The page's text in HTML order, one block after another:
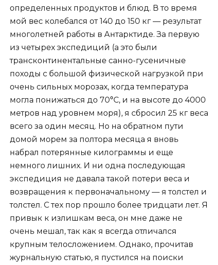
определенных продуктов и блюд. В то время
мой вес колебался от 140 до 150 кг — результат
многолетней работы в Антарктиде. За первую
из четырех экспедиций (а это были
трансконтинентальные санно-гусеничные
походы с большой физической нагрузкой при
очень сильных морозах, когда температура
могла понижаться до 70°С, и на высоте до 4000
метров над уровнем моря), я сбросил 25 кг веса
всего за один месяц. Но на обратном пути
домой морем за полтора месяца я вновь
набрал потерянные килограммы и еще
немного лишних. И ни одна последующая
экспедиция не давала такой потери веса и
возвращения к первоначальному — я толстел и
толстел. С тех пор прошло более тридцати лет. Я
привык к излишкам веса, он мне даже не
очень мешал, так как я всегда отличался
крупным телосложением. Однако, прочитав
журнальную статью, я пустился на поиски